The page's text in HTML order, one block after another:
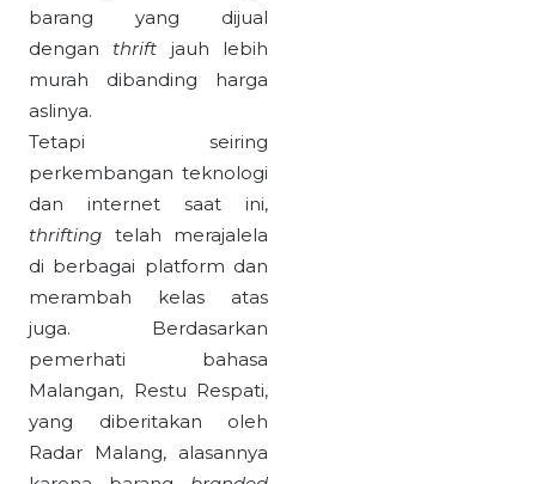
barang yang dijual
dengan thrift jauh lebih
murah dibanding harga
aslinya.
Tetapi seiring
perkembangan teknologi
dan internet saat ini,
thrifting telah merajalela
di berbagai platform dan
merambah kelas atas
juga. Berdasarkan
pemerhati bahasa
Malangan, Restu Respati,
yang diberitakan oleh
Radar Malang, alasannya